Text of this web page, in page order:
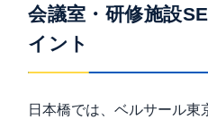
会議室・研修施設
イント
日本橋では、ベルサール東